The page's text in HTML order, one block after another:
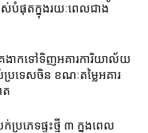
បំផុត​ក្នុង​រយៈ​ពេល​ជាង​
ងាក​ទៅ​ទិញ​អគារការិយាល័យ​
រទេសចិន ​ខណៈតម្លៃអគារ
ត
ប្រភេទផ្ទះថ្មី ៣ ក្នុងពេល